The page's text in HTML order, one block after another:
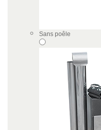
Sans poêle